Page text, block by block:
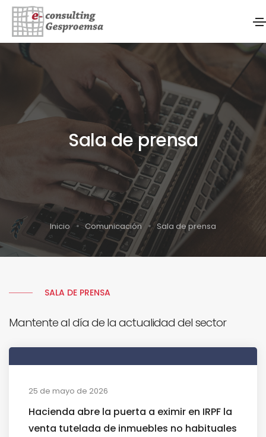
Sala de prensa
Inicio Comunicación Sala de prensa
SALA DE PRENSA
Mantente al día de la actualidad del sector
25 de mayo de 2026
Hacienda abre la puerta a eximir en IRPF la
venta tutelada de inmuebles no habituales